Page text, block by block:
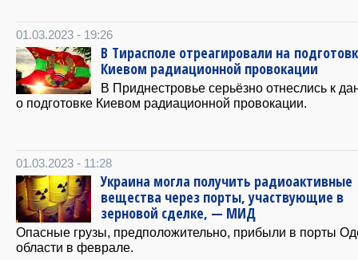
01.03.2023 - 19:26
В Тирасполе отреагировали на
Киевом радиационной провокации
В Приднестровье серьёзно отнеслись к
о подготовке Киевом радиационной провокации.
01.03.2023 - 11:28
Украина могла получить радиоактивные
вещества через порты, участвующие в
зерновой сделке, — МИД
Опасные грузы, предположительно, прибыли в порты
области в феврале.